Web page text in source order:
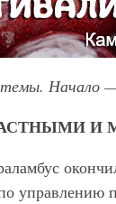
Начало
И
управлению